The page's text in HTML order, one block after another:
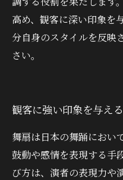
高め、観客に深い印象を
分自身のスタイルを反映
さい。
観客に強い印象を与え
舞扇は日本の舞踊におい
鼓動や感情を表現する手
び方は、演者の表現力や